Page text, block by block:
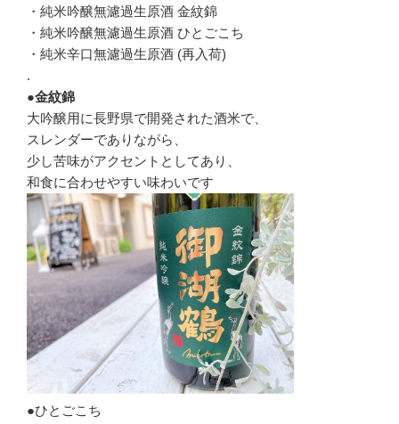
・純米吟醸無濾過生原酒 金紋錦
・純米吟醸無濾過生原酒 ひとごこち
・純米辛口無濾過生原酒 (再入荷)
.
●金紋錦
大吟醸用に長野県で開発された酒米で、
スレンダーでありながら、
少し苦味がアクセントとしてあり、
和食に合わせやすい味わいです
●ひとごこち